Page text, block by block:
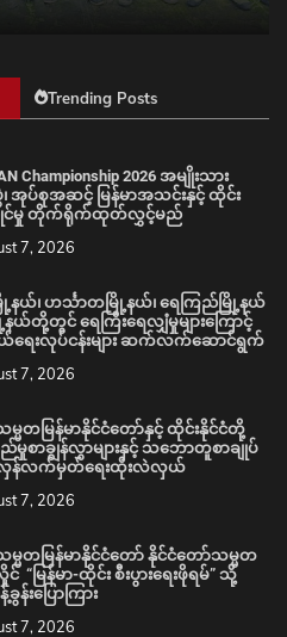
Trending Posts
Championship 2026 အမျိုးသား
အုပ်စုအဆင့် မြန်မာအသင်းနှင့် ထိုင်း
င်မှု တိုက်ရိုက်ထုတ်လွှင့်မည်
7, 2026
ြို့နယ်၊ ဟင်္သာတမြို့နယ်၊ ရေကြည်မြို့နယ်
နယ်တို့တွင် ရေကြီးရေလျှံမှုများကြောင့်
းလုပ်ငန်းများ ဆက်လက်ဆောင်ရွက်
7, 2026
မတမြန်မာနိုင်ငံတော်နှင့် ထိုင်းနိုင်ငံတို့
မှုစာချွန်လွှာများနှင့် သဘောတူစာချုပ်
အလှန်လက်မှတ်ရေးထိုးလဲလှယ်
7, 2026
မတမြန်မာနိုင်ငံတော် နိုင်ငံတော်သမ္မတ
“မြန်မာ-ထိုင်း စီးပွားရေးဖိုရမ်” သို့
းပြောကြား
7, 2026